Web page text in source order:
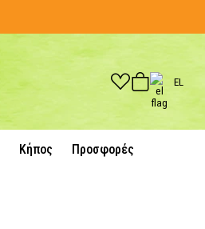
EL
Κήπος Προσφορές